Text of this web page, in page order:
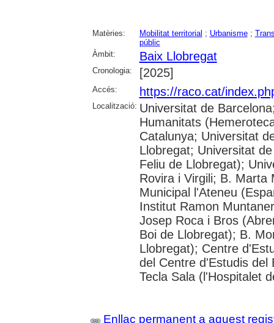
Matèries: Mobilitat territorial ; Urbanisme;
públic
Àmbit:
Baix Llobregat
Cronologia: [2025]
Accés: https://raco.cat/
Localització: Universitat de
Humanitats
Catalunya; Universitat
Llobregat; Universitat
Feliu de Llobregat);
Rovira i Virgili; B. Marta
Municipal l'Ateneu
Institut Ramon
Josep Roca i Bros
Boi de Llobregat); B.
Llobregat); Centre
del Centre d'Estudis del
Tecla Sala (l'Hospitalet
Enllaç permanent a aquest